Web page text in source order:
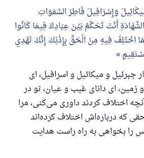
وَإِسْرَافِيلَ فَاطِرَ السَّمَوَاتِ
أَنْتَ تَحْكُمُ بَيْنَ عِبَادِكَ فِيمَا كَانُوا
اخْتُلِفَ فِيهِ مِنْ الْحَقِّ بِإِذْنِكَ إِنَّكَ تَهْدِي
جبرئیل و میکائیل و اسرافیل، ای
زمین، ای دانای غیب و عیان، تو در
اختلاف کردند داوری می‌کنی، مرا
که درباره‌اش اختلاف کرده‌اند
را بخواهی به راه راست هدایت